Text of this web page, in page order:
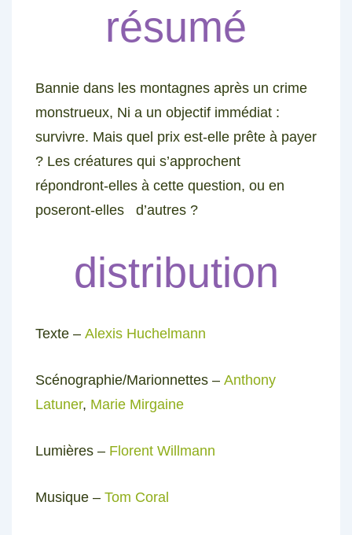
résumé
Bannie dans les montagnes après un crime
monstrueux, Ni a un objectif immédiat :
survivre. Mais quel prix est-elle prête à payer
? Les créatures qui s’approchent
répondront-elles à cette question, ou en
poseront-elles d’autres ?
distribution
Texte – Alexis Huchelmann
Scénographie/Marionnettes – Anthony
Latuner, Marie Mirgaine
Lumières – Florent Willmann
Musique – Tom Coral